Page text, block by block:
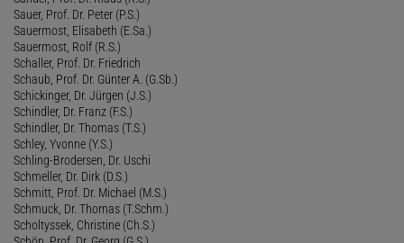
Sauer, Prof. Dr. Peter (P.S.)
Sauermost, Elisabeth (E.Sa.)
Sauermost, Rolf (R.S.)
Schaller, Prof. Dr. Friedrich
Schaub, Prof. Dr. Günter A. (G.Sb.)
Schickinger, Dr. Jürgen (J.S.)
Schindler, Dr. Franz (F.S.)
Schindler, Dr. Thomas (T.S.)
Schley, Yvonne (Y.S.)
Schling-Brodersen, Dr. Uschi
Schmeller, Dr. Dirk (D.S.)
Schmitt, Prof. Dr. Michael (M.S.)
Schmuck, Dr. Thomas (T.Schm.)
Scholtyssek, Christine (Ch.S.)